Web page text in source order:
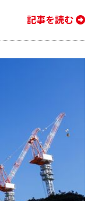
記事を読む